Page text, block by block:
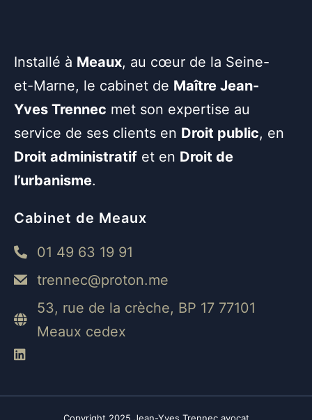
Installé à Meaux, au cœur de la Seine-
et-Marne, le cabinet de Maître Jean-
Yves Trennec met son expertise au
service de ses clients en Droit public, en
Droit administratif et en Droit de
l’urbanisme.
Cabinet de Meaux
01 49 63 19 91
trennec@proton.me
53, rue de la crèche, BP 17 77101
Meaux cedex
Copyright 2025 Jean-Yves Trennec avocat